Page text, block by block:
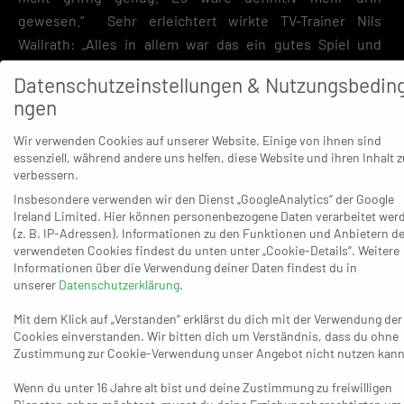
gewesen.“ Sehr erleichtert wirkte TV-Trainer Nils
Wallrath: „Alles in allem war das ein gutes Spiel und
gut und engagiert gespielt.“
endendes Hinterher-Rennen und zwischenzeitlich sah es
sogar nach einer richtig herben Pleite für den OSC aus –
6:12 (24.), 7:14 (26.), 8:15 (28.), 11:18 (33.), 14:21 (38.), 19:26
(49.). 20:27 (50.). Bis zum 25:28 (59.) durch Julian Kamp
dauerte eine Aufholjagd des OSC, ehe Roman Grützner
mit dem 29:25 (59.) die allerletzten Zweifel am Erfolg der
Gäste beseitigte – die zum Saisonstart noch mit 26:36 in
Korschenbroich unter die Räder gekommen waren und
nun ebenso wie Rheinhausen ein ausgeglichenes
Punktekonto haben (beide 2:2).
OSC Rheinhausen:Otterbach, Köss – Schwarz, Y. Kamp
Datenschutzeinstellungen &
ngen
Wir verwenden Cookies auf unserer Website. Einige von ihnen sind
essenziell, während andere uns helfen, diese Website und ihren Inhalt
verbessern.
Insbesondere verwenden wir den Dienst „GoogleAnalytics“ der Google
Ireland Limited. Hier können personenbezogene Daten verarbeitet
(z. B. IP-Adressen). Informationen zu den Funktionen und Anbietern
verwendeten Cookies findest du unten unter „Cookie-Details“. Weitere
Informationen über die Verwendung deiner Daten findest du in
unserer Datenschutzerklärung.
Mit dem Klick auf „Verstanden“ erklärst du dich mit der Verwendung der
Cookies einverstanden. Wir bitten dich um Verständnis, dass du ohne
Zustimmung zur Cookie-Verwendung unser Angebot nicht nutzen
Wenn du unter 16 Jahre alt bist und deine Zustimmung zu freiwilligen